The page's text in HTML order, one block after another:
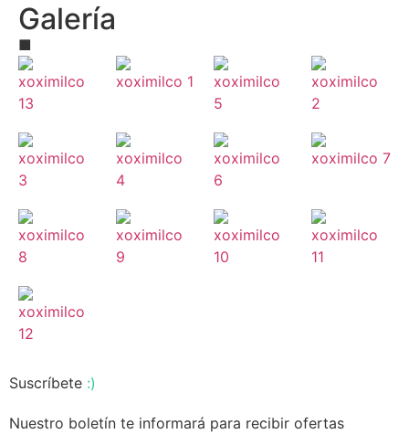
Galería
■
Suscríbete :)
Nuestro boletín te informará para recibir ofertas